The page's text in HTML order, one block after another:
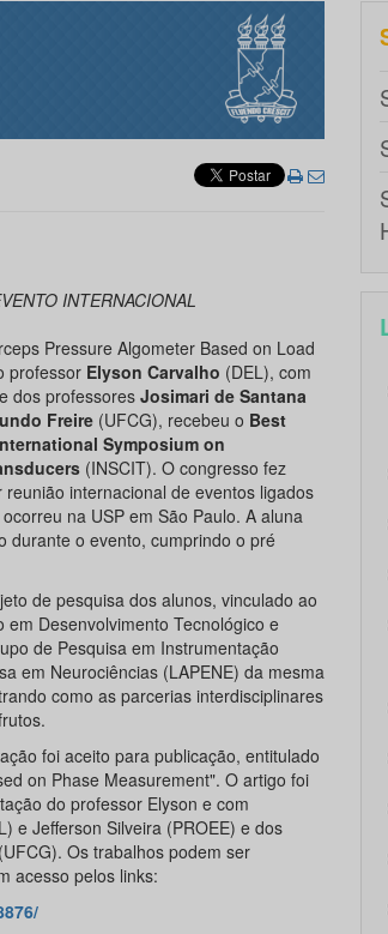
INTERNACIONAL
Pressure Algometer Based on Load
professor Elyson Carvalho (DEL), com
dos professoresJosimari de Santana
Freire (UFCG), recebeu o Best
Symposium on
(INSCIT). O congresso fez
internacional de eventos ligados
na USP em São Paulo. A aluna
durante o evento, cumprindo o pré
de pesquisa dos alunos, vinculado ao
Desenvolvimento Tecnológico e
de Pesquisa em Instrumentação
em Neurociências (LAPENE) da mesma
como as parcerias interdisciplinares
foi aceito para publicação, entitulado
on Phase Measurement". O artigo foi
do professor Elyson e com
e Jefferson Silveira (PROEE) e dos
Os trabalhos podem ser
acesso pelos links: